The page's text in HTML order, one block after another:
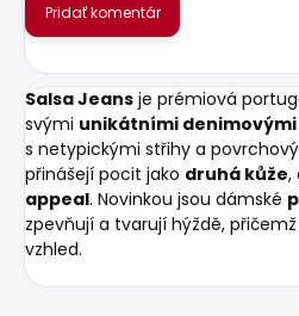
Pridať komentár
Salsa Jeans je prémiová
svými unikátními
s netypickými střihy a
přinášejí pocit jako druhá kůže,
appeal. Novinkou jsou dámské
zpevňují a tvarují hýždě,
vzhled.